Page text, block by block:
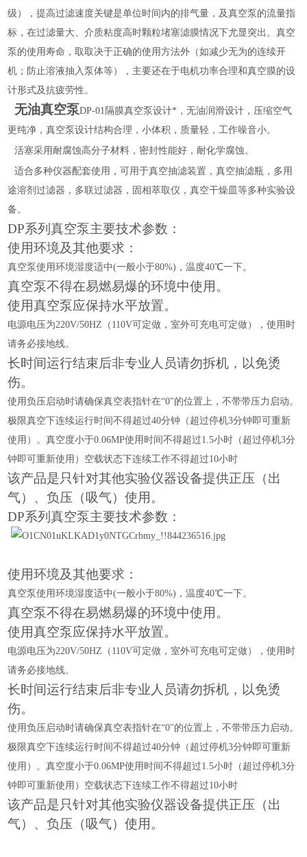
级），提高过滤速度关键是单位时间内的排气量，及真空泵的流量指
标，在过滤量大、介质粘度高时颗粒堵塞滤膜情况下尤显突出。真空
泵的使用寿命，取取决于正确的使用方法外（如减少无为的连续开
机；防止溶液抽入泵体等），主要还在于电机功率合理和真空膜的设
计形式及抗疲劳性。
无油真空泵DP-01隔膜真空泵设计*，无油润滑设计，压缩空气
更纯净，真空泵设计结构合理，小体积，质量轻，工作噪音小。
活塞采用耐腐蚀高分子材料，密封性能好，耐化学腐蚀。
适合多种仪器配套使用，可用于真空抽滤装置，真空抽滤瓶，多用
途溶剂过滤器，多联过滤器，固相萃取仪，真空干燥皿等多种实验设
备。
DP系列真空泵主要技术参数：
使用环境及其他要求：
真空泵使用环境湿度适中(一般小于80%)，温度40℃一下。
真空泵不得在易燃易爆的环境中使用。
使用真空泵应保持水平放置。
电源电压为220V/50HZ（110V可定做，室外可充电可定做），使用时
请务必接地线。
长时间运行结束后非专业人员请勿拆机，以免烫
伤。
使用负压启动时请确保真空表指针在“0"的位置上，不带带压力启动。
极限真空下连续运行时间不得超过40分钟（超过停机3分钟即可重新
使用）。真空度小于0.06MP使用时间不得超过1.5小时（超过停机3分
钟即可重新使用）空载状态下连续工作不得超过10小时
该产品是只针对其他实验仪器设备提供正压（出
气）、负压（吸气）使用。
DP系列真空泵主要技术参数：
使用环境及其他要求：
真空泵使用环境湿度适中(一般小于80%)，温度40℃一下。
真空泵不得在易燃易爆的环境中使用。
使用真空泵应保持水平放置。
电源电压为220V/50HZ（110V可定做，室外可充电可定做），使用时
请务必接地线。
长时间运行结束后非专业人员请勿拆机，以免烫
伤。
使用负压启动时请确保真空表指针在“0"的位置上，不带带压力启动。
极限真空下连续运行时间不得超过40分钟（超过停机3分钟即可重新
使用）。真空度小于0.06MP使用时间不得超过1.5小时（超过停机3分
钟即可重新使用）空载状态下连续工作不得超过10小时
该产品是只针对其他实验仪器设备提供正压（出
气）、负压（吸气）使用。